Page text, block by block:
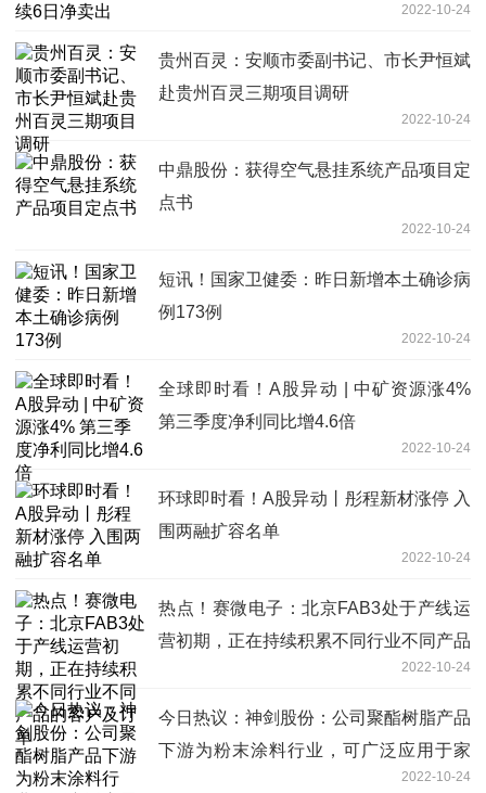
2022-10-24
贵州百灵：安顺市委副书记、市长尹恒斌
赴贵州百灵三期项目调研
2022-10-24
中鼎股份：获得空气悬挂系统产品项目定
点书
2022-10-24
短讯！国家卫健委：昨日新增本土确诊病
例173例
2022-10-24
全球即时看！A股异动 | 中矿资源涨4%
第三季度净利同比增4.6倍
2022-10-24
环球即时看！A股异动丨彤程新材涨停 入
围两融扩容名单
2022-10-24
热点！赛微电子：北京FAB3处于产线运
营初期，正在持续积累不同行业不同产品
2022-10-24
今日热议：神剑股份：公司聚酯树脂产品
下游为粉末涂料行业，可广泛应用于家
电、建材、汽车、农机、5G基站、医疗
2022-10-24